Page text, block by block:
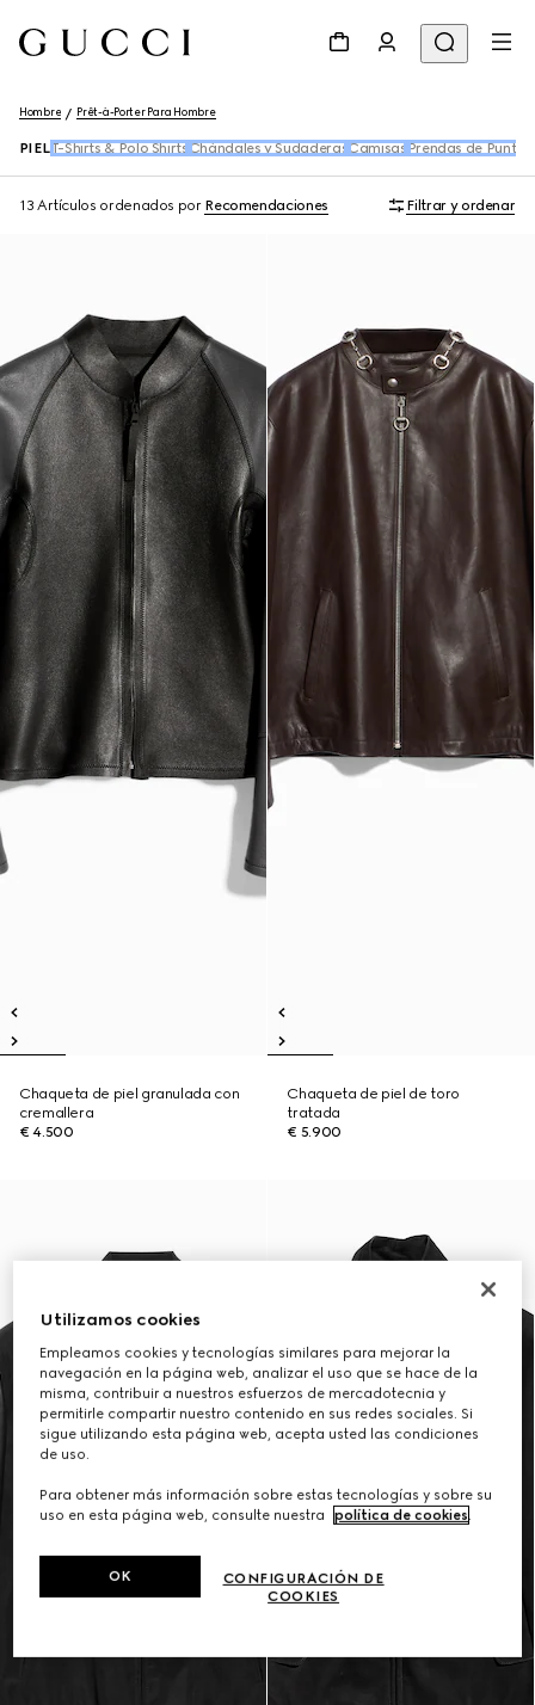
Hombre Prêt-à-Porter Para Hombre
PIELT-Shirts & Polo Shirts Chándales y Sudaderas Camisas Prendas de Punto
13 Artículos ordenados por Recomendaciones Filtrar y ordenar
Chaqueta de piel granulada con
cremallera
€ 4.500
Chaqueta de piel de toro
tratada
€ 5.900
Utilizamos cookies
Empleamos cookies y tecnologías similares para mejorar la
navegación en la página web, analizar el uso que se hace de la
misma, contribuir a nuestros esfuerzos de mercadotecnia y
permitirle compartir nuestro contenido en sus redes sociales. Si
sigue utilizando esta página web, acepta usted las condiciones
de uso.
Para obtener más información sobre estas tecnologías y sobre su
uso en esta página web, consulte nuestra
política de cookies.
CONFIGURACIÓN DE
COOKIES
OK